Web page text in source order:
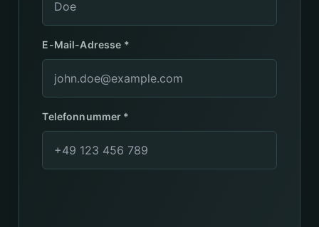
E-Mail-Adresse *
Telefonnummer *